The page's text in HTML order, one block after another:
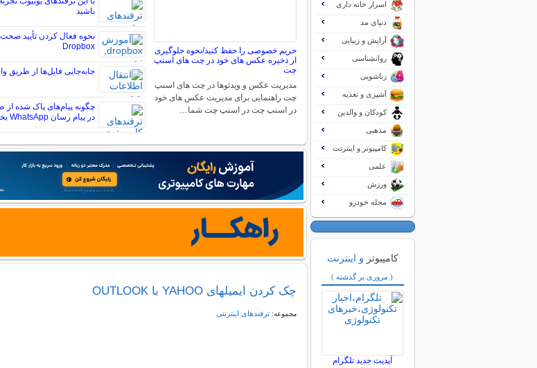
حریم خصوصی را حفظ کنید/نحوه جلوگیری
از ذخیره عکس های خود در چت های اسنپ
چت
مدیریت عکس و ویدئوها در چت های اسنپ
چت راهنمایی برای مدیریت عکس های خود
در اسنپ چت در اسنپ چت شما…
باشید
نحوه فعال کردن تأیید
Dropbox
جابه‌جایی فایل‌ها از طریق
چگونه پیام‌های پاک شده از
در پیام رسان WhatsApp بخوانیم
چک کردن ایمیلهای YAHOO با OUTLOOK
مجموعه:ترفندهای اینترنتی
اسرار خانه داری
دنیای مد
آرایش و زیبایی
روانشناسی
زناشویی
آشپزی و تغذیه
کودکان و والدین
مذهبی
کامپیوتر و اینترنت
علمی
ورزش
مجله خودرو
کامپیوتر و اینترنت
( مروری بر گذشته )
آپدیت جدید تلگرام